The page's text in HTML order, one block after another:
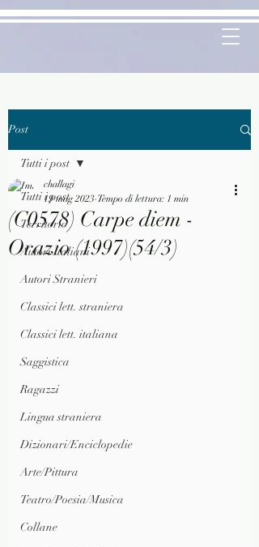
Post
Tutti i post
Territorio
Autori Italiani
Autori Stranieri
Classici lett. straniera
Classici lett. italiana
Saggistica
Ragazzi
Lingua straniera
Dizionari/Enciclopedie
Arte/Pittura
Teatro/Poesia/Musica
Collane
Tutti i post
(C0578) Carpe diem -
Orazio (1997)(54/3)
challagi
19 mag 2023 Tempo di lettura: 1 min